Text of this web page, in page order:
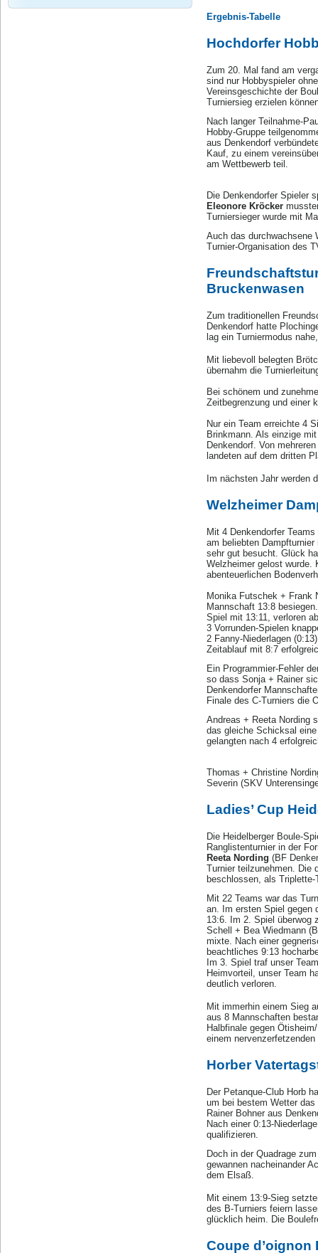
Ergebnis-Tabelle
Hochdorfer
Zum 20. Mal fand am
sind nur Hobbyspieler
Vereinsgeschichte der
Turniersieg erzielen
Nach langer Teilnahme-
Hobby-Gruppe
aus Denkendorf
Kauf, zu einem
am Wettbewerb teil.
Die Denkendorfer Spieler
Eleonore Kröcker
Turniersieger wurde mit
Auch das durchwachsene
Turnier-Organisation des
Bruckenwasen
Zum traditionellen
Denkendorf hatte
lag ein Turniermodus
Mit liebevoll belegten
übernahm die
Bei schönem und
Zeitbegrenzung und einer
Nur ein Team erreichte 4
Brinkmann. Als einzige
Denkendorf. Von
landeten auf dem dritten
Im nächsten Jahr werden
Welzheimer
Mit 4 Denkendorfer
am beliebten
sehr gut besucht. Glück
Welzheimer gelost wurde.
abenteuerlichen
Monika Futschek + Frank
Mannschaft 13:8
Spiel mit 13:11, verloren
3 Vorrunden-Spielen
2 Fanny-Niederlagen
Zeitablauf mit 8:7
Ein Programmier-Fehler
so dass Sonja + Rainer
Denkendorfer
Finale des C-Turniers die
Andreas + Reeta Nording
das gleiche Schicksal
gelangten nach 4
Thomas + Christine
Severin (SKV
Ladies’ Cup
Die Heidelberger Boule-
Ranglistenturnier in der
Reeta Nording (BF
Turnier teilzunehmen. Die
beschlossen, als
Mit 22 Teams war das
an. Im ersten Spiel gegen
13:6. Im 2. Spiel überwog
Schell + Bea Wiedmann
mixte. Nach einer
beachtliches 9:13
Im 3. Spiel traf unser
Heimvorteil, unser Team
deutlich verloren.
Mit immerhin einem Sieg
aus 8 Mannschaften
Halbfinale gegen
einem
Horber
Der Petanque-Club Horb
um bei bestem Wetter
Rainer Bohner aus
Nach einer 0:13-
qualifizieren.
Doch in der Quadrage
gewannen nacheinander
dem Elsaß.
Mit einem 13:9-Sieg
des B-Turniers feiern
glücklich heim. Die
Coupe d’oignon